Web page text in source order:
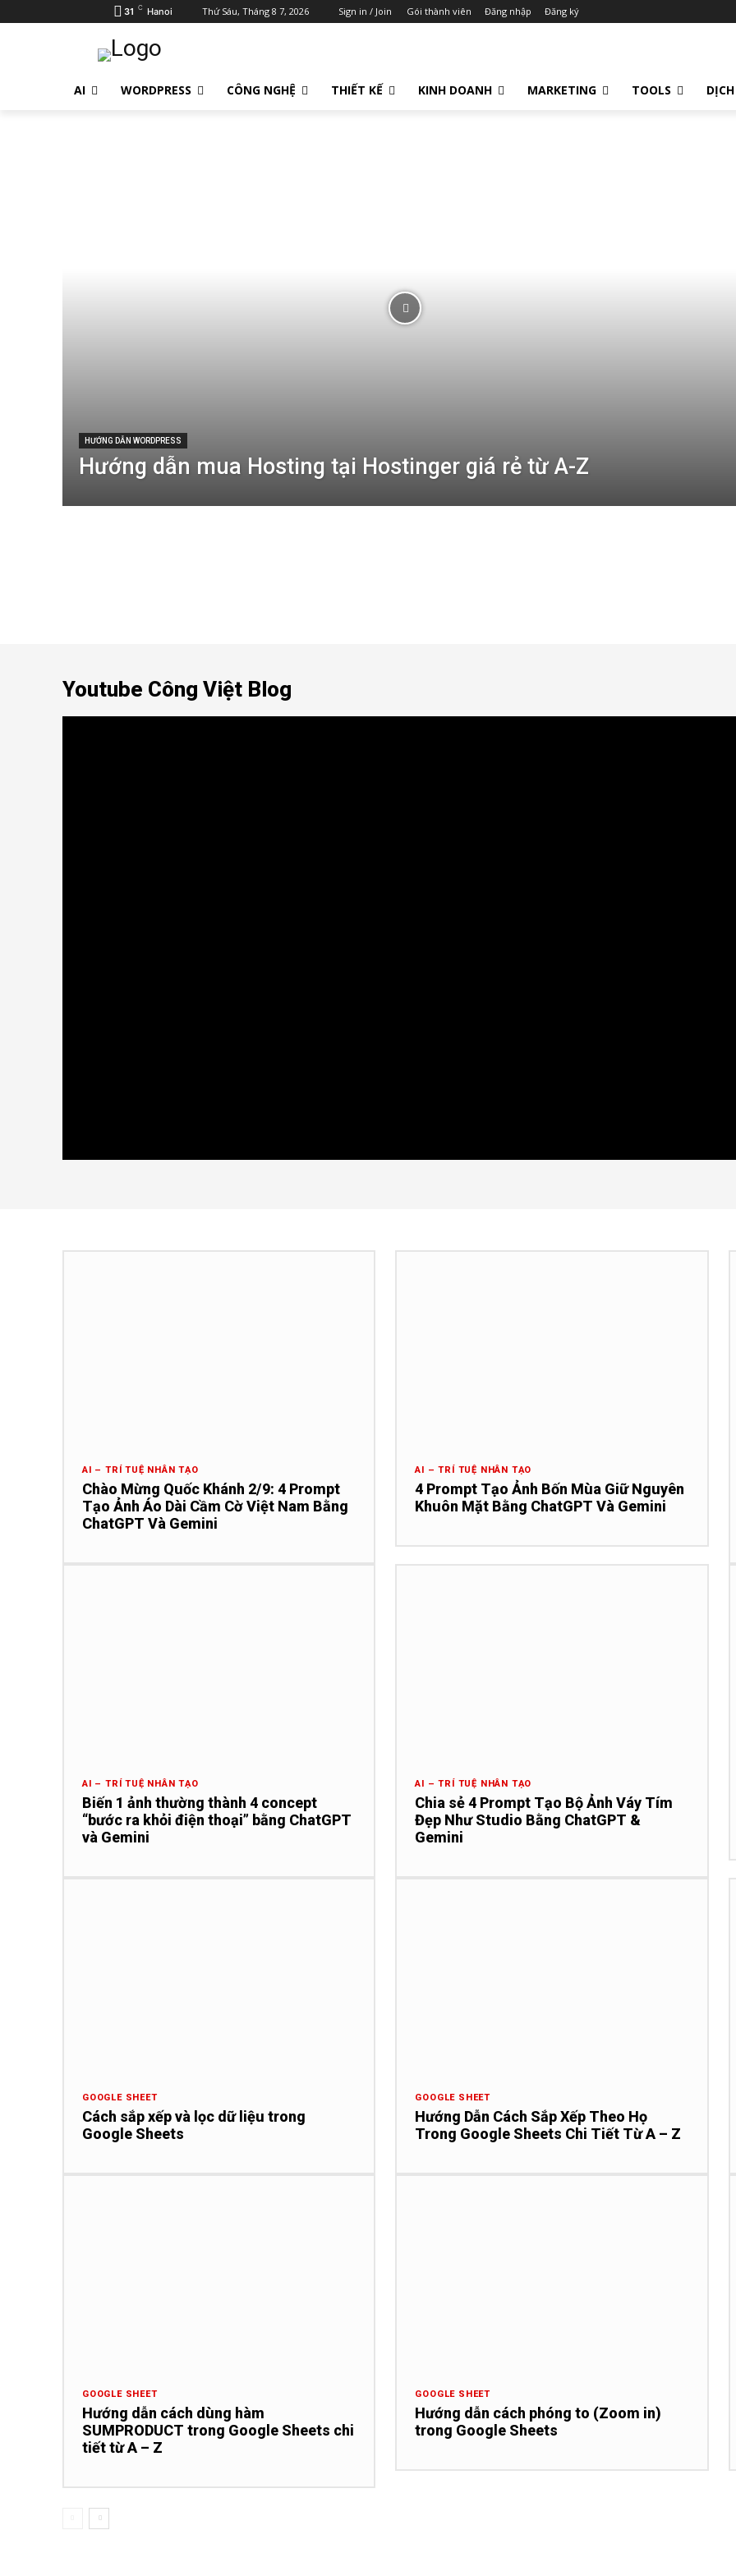
31 C Hanoi Thứ Sáu, Tháng 8 7, 2026 Sign in / Join Gói thành viên Đăng nhập Đăng ký
AI WORDPRESS CÔNG NGHỆ THIẾT KẾ KINH DOANH MARKETING TOOLS
HƯỚNG DẪN WORDPRESS
Hướng dẫn mua Hosting tại Hostinger giá rẻ từ A-Z
Youtube Công Việt Blog
AI – TRÍ TUỆ NHÂN TẠO
Chào Mừng Quốc Khánh 2/9: 4 Prompt
Tạo Ảnh Áo Dài Cầm Cờ Việt Nam Bằng
ChatGPT Và Gemini
AI – TRÍ TUỆ NHÂN TẠO
4 Prompt Tạo Ảnh Bốn Mùa Giữ Nguyên
Khuôn Mặt Bằng ChatGPT Và Gemini
AI – TRÍ TUỆ NHÂN TẠO
Biến 1 ảnh thường thành 4 concept
“bước ra khỏi điện thoại” bằng ChatGPT
và Gemini
AI – TRÍ TUỆ NHÂN TẠO
Chia sẻ 4 Prompt Tạo Bộ Ảnh Váy Tím
Đẹp Như Studio Bằng ChatGPT &
Gemini
GOOGLE SHEET
Cách sắp xếp và lọc dữ liệu trong
Google Sheets
GOOGLE SHEET
Hướng Dẫn Cách Sắp Xếp Theo Họ
Trong Google Sheets Chi Tiết Từ A – Z
GOOGLE SHEET
Hướng dẫn cách dùng hàm
SUMPRODUCT trong Google Sheets chi
tiết từ A – Z
GOOGLE SHEET
Hướng dẫn cách phóng to (Zoom in)
trong Google Sheets